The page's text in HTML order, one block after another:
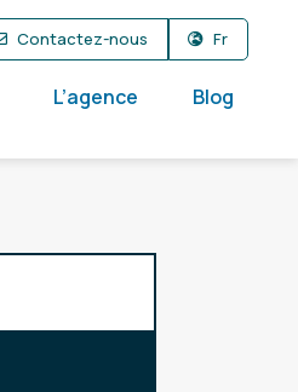
Contactez-nous Fr
L’agence Blog